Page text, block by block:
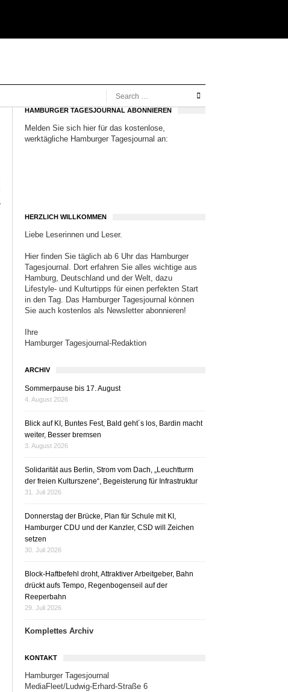
HAMBURGER TAGESJOURNAL ABONNIEREN
Melden Sie sich hier für das kostenlose,
werktägliche Hamburger Tagesjournal an:
HERZLICH WILLKOMMEN
Liebe Leserinnen und Leser.
Hier finden Sie täglich ab 6 Uhr das Hamburger
Tagesjournal. Dort erfahren Sie alles wichtige aus
Hamburg, Deutschland und der Welt, dazu
Lifestyle- und Kulturtipps für einen perfekten Start
in den Tag. Das Hamburger Tagesjournal können
Sie auch kostenlos als Newsletter abonnieren!
Ihre
Hamburger Tagesjournal-Redaktion
ARCHIV
Sommerpause bis 17. August
4. August 2026
Blick auf KI, Buntes Fest, Bald geht´s los, Bardin macht
weiter, Besser bremsen
3. August 2026
Solidarität aus Berlin, Strom vom Dach, „Leuchtturm
der freien Kulturszene“, Begeisterung für Infrastruktur
31. Juli 2026
Donnerstag der Brücke, Plan für Schule mit KI,
Hamburger CDU und der Kanzler, CSD will Zeichen
setzen
30. Juli 2026
Block-Haftbefehl droht, Attraktiver Arbeitgeber, Bahn
drückt aufs Tempo, Regenbogenseil auf der
Reeperbahn
29. Juli 2026
Komplettes Archiv
KONTAKT
Hamburger Tagesjournal
MediaFleet/Ludwig-Erhard-Straße 6